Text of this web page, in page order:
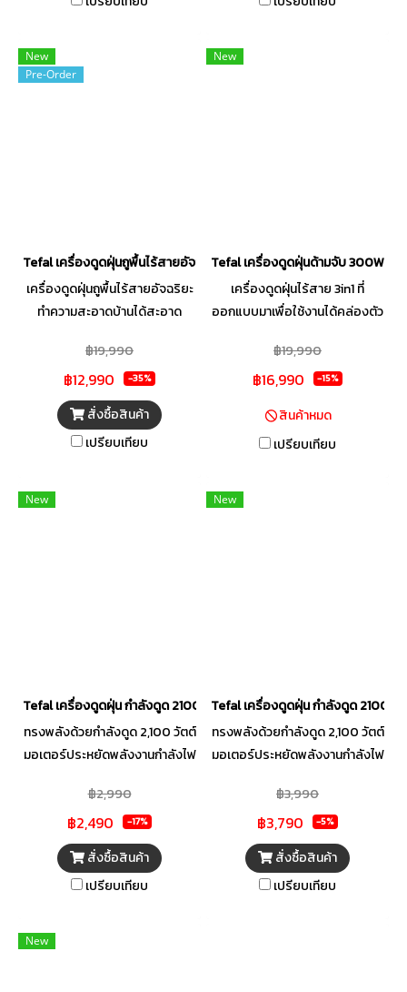
ทั่วถึงทุกซอกมุม รองรับ Wi-Fi 2.4
ไหลเข้าสู่ลูกกลิ้งเพื่อทำความ
แบตเตอรี่ โหมดทำความสะอาด
New
Pre-Order
Tefal เครื่องดูดฝุ่นถูพื้นไร้สายอัจฉริยะ X-Clean7 รุ่น GF5736
เครื่องดูดฝุ่นถูพื้นไร้สายอัจฉริยะ
ทำความสะอาดบ้านได้สะอาด
฿19,990
฿12,990 -35%
สั่งซื้อสินค้า
เปรียบเทียบ
New
Tefal เครื่องดูดฝุ่นด้ามจับ 300W
เครื่องดูดฝุ่นไร้สาย 3in1 ที่
ออกแบบมาเพื่อใช้งานได้คล่องตัว
ผิวได้ในเครื่องเดียว
฿19,990
฿16,990 -15%
สินค้าหมด
เปรียบเทียบ
New
Tefal เครื่องดูดฝุ่น กำลังดูด 2100W สีขาว รุ่น TW2947EA
ทรงพลังด้วยกำลังดูด 2,100 วัตต์
มอเตอร์ประหยัดพลังงานกำลังไฟ
ขนาดใหญ่พิเศษ 2.5 ลิตร ระบบ
กรองฝุ่น 3 ชั้น แยกอากาศและฝุ่น
ออกจากกัน ดักจับฝุ่นได้มากกว่า
99.98%
฿2,990
฿2,490 -17%
สั่งซื้อสินค้า
เปรียบเทียบ
New
Tefal เครื่องดูดฝุ่น กำลังดูด 2100W
ทรงพลังด้วยกำลังดูด 2,100 วัตต์
มอเตอร์ประหยัดพลังงานกำลังไฟ
ขนาดใหญ่พิเศษ 2.5 ลิตร ระบบ
กรองฝุ่น 3 ชั้น แยกอากาศและฝุ่น
ออกจากกัน ดักจับฝุ่นได้มากกว่า
99.98%
฿3,990
฿3,790 -5%
สั่งซื้อสินค้า
เปรียบเทียบ
New